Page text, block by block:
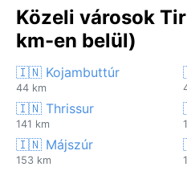
Közeli városok
km-en belül)
🇮🇳 Kojambuttúr
44 km
🇮🇳 Thrissur
141 km
🇮🇳 Májszúr
153 km